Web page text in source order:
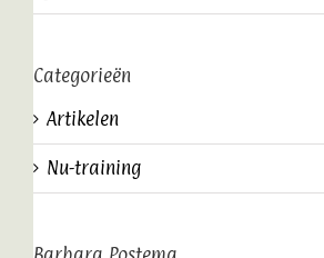
Categorieën
Artikelen
Nu-training